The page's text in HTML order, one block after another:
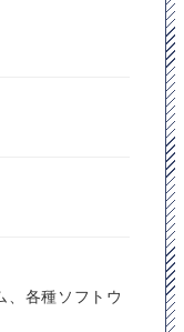
、各種ソフトウ